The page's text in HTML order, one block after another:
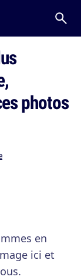
photos
en
ici et